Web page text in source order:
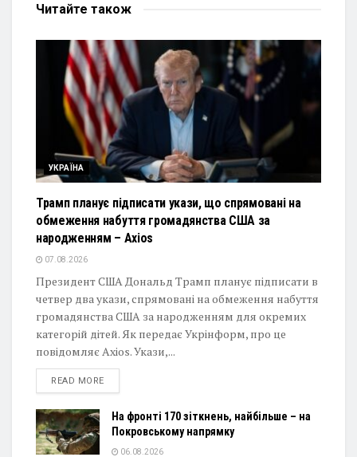
Читайте також
УКРАЇНА
Трамп планує підписати укази, що спрямовані на
обмеження набуття громадянства США за
народженням – Axios
07.08.2026
Президент США Дональд Трамп планує підписати в
четвер два укази, спрямовані на обмеження набуття
громадянства США за народженням для окремих
категорій дітей. Як передає Укрінформ, про це
повідомляє Axios. Укази,...
READ MOREDETAILS
На фронті 170 зіткнень, найбільше – на
Покровському напрямку
06.08.2026